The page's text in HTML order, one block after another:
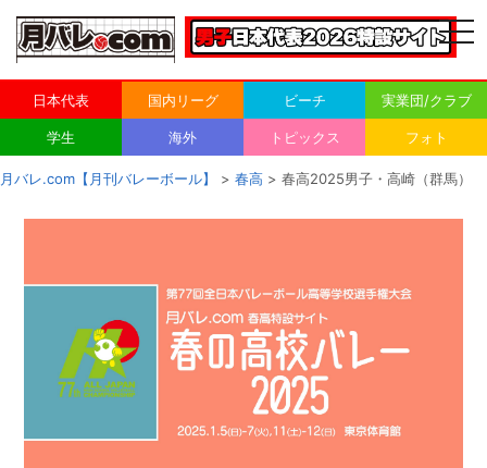
日本代表 国内リーグ ビーチ 実業団/クラブ
学生 海外 トピックス フォト
月バレ.com【月刊バレーボール】 > 春高 > 春高2025男子・高崎（群馬）